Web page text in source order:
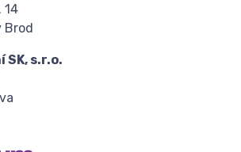
14
Brod
SK, s.r.o.